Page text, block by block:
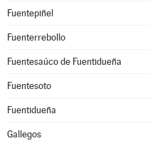
Fuentepiñel
Fuenterrebollo
Fuentesaúco de Fuentidueña
Fuentesoto
Fuentidueña
Gallegos